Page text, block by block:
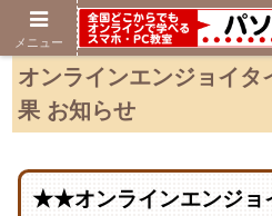
オンラインエンジョイ
果 お知らせ
★★オンラインエンジ
メニュー